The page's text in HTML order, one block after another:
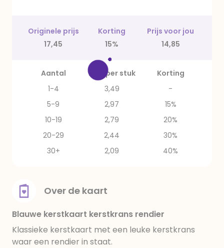
Originele prijs Korting
Prijs voor jou
17,45
15% 14,85
Aantal Prijs per stuk
Korting
1-4
3,49
-
5-9
2,97
15%
10-19
2,79
20%
20-29
2,44
30%
30+
2,09 40%
Over de kaart
Blauwe kerstkaart kerstkrans rendier
Klassieke kerstkaart met een leuke kerstkrans
waar een rendier in staat.